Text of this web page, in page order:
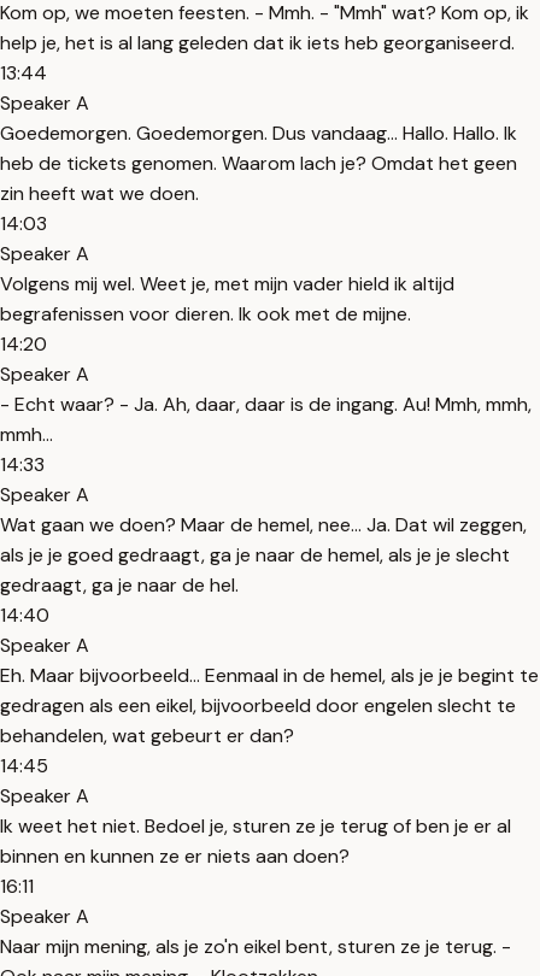
Kom op, we moeten feesten. - Mmh. - "Mmh" wat? Kom op, ik
help je, het is al lang geleden dat ik iets heb georganiseerd.
13:44
Speaker A
Goedemorgen. Goedemorgen. Dus vandaag... Hallo. Hallo. Ik
heb de tickets genomen. Waarom lach je? Omdat het geen
zin heeft wat we doen.
14:03
Speaker A
Volgens mij wel. Weet je, met mijn vader hield ik altijd
begrafenissen voor dieren. Ik ook met de mijne.
14:20
Speaker A
- Echt waar? - Ja. Ah, daar, daar is de ingang. Au! Mmh, mmh,
mmh...
14:33
Speaker A
Wat gaan we doen? Maar de hemel, nee... Ja. Dat wil zeggen,
als je je goed gedraagt, ga je naar de hemel, als je je slecht
gedraagt, ga je naar de hel.
14:40
Speaker A
Eh. Maar bijvoorbeeld... Eenmaal in de hemel, als je je begint te
gedragen als een eikel, bijvoorbeeld door engelen slecht te
behandelen, wat gebeurt er dan?
14:45
Speaker A
Ik weet het niet. Bedoel je, sturen ze je terug of ben je er al
binnen en kunnen ze er niets aan doen?
16:11
Speaker A
Naar mijn mening, als je zo'n eikel bent, sturen ze je terug. -